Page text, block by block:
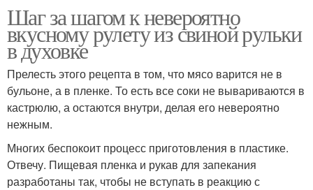
Шаг за шагом к невероятно
вкусному рулету из свиной рульки
в духовке
Прелесть этого рецепта в том, что мясо варится не в
бульоне, а в пленке. То есть все соки не вывариваются в
кастрюлю, а остаются внутри, делая его невероятно
нежным.
Многих беспокоит процесс приготовления в пластике.
Отвечу. Пищевая пленка и рукав для запекания
разработаны так, чтобы не вступать в реакцию с